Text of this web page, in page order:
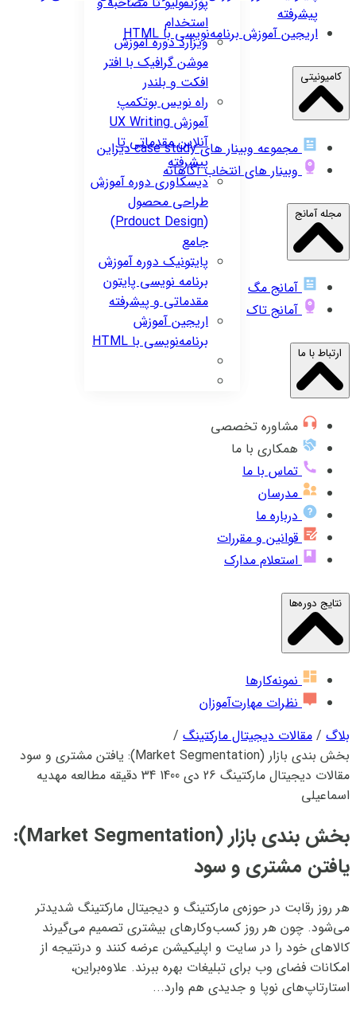
استخدام
ویزارددوره آموزش
موشن گرافیک با افتر
افکت و بلندر
راه نویسبوتکمپ
آموزش UX Writing
آنلاین مقدماتی تا
پیشرفته
دیسکاوریدوره آموزش
طراحی محصول
(Prdouct Design)
جامع
پایتونیکدوره آموزش
برنامه نویسی پایتون
مقدماتی و پیشرفته
اریجینآموزش
برنامه‌نویسی با HTML
پیشرفته
اریجینآموزش برنامه‌نویسی با HTML
کامیونیتی
مجموعه وبینار های case study دیزاین
وبینار های انتخاب آگاهانه
مجله آمانج
آمانج مگ
آمانج تاک
ارتباط با ما
مشاوره تخصصی
همکاری با ما
تماس با ما
مدرسان
درباره ما
قوانین و مقررات
استعلام مدارک
نتایج دوره‌ها
نمونه‌کارها
نظرات مهارت‌آموزان
بلاگ / مقالات دیجیتال مارکتینگ /
بخش بندی بازار (Market Segmentation): یافتن مشتری و سود
مقالات دیجیتال مارکتینگ 26 دی 1400 34 دقیقه مطالعه
مهدیه
اسماعیلی
بخش بندی بازار (Market Segmentation):
یافتن مشتری و سود
هر روز رقابت در حوزه‌ی مارکتینگ و دیجیتال مارکتینگ شدیدتر
می‌شود. چون هر روز کسب‌وکارهای بیشتری تصمیم می‌گیرند
کالاهای خود را در سایت و اپلیکیشن عرضه کنند و درنتیجه از
امکانات فضای وب برای تبلیغات بهره ببرند. علاوه‌براین،
استارتاپ‌‌های نوپا و جدیدی هم وارد...